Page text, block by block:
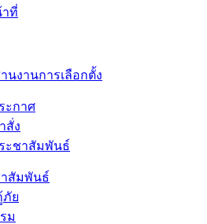
ที่
นงานการเลือกตั้ง
ะกาศ
สั่ง
ะชาสัมพันธ์
สัมพันธ์
ภัย
ม